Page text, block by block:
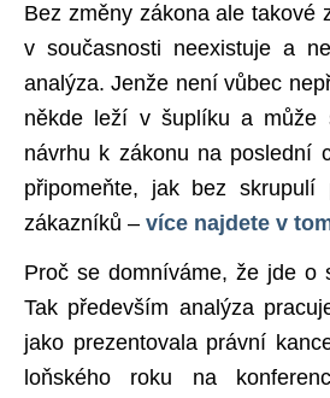
Bez změny zákona ale takové
v současnosti neexistuje a
analýza. Jenže není vůbec
někde leží v šuplíku a může
návrhu k zákonu na poslední
připomeňte, jak bez
zákazníků – více najdete v
Proč se domníváme, že jde o
Tak především analýza
jako prezentovala právní
loňského roku na